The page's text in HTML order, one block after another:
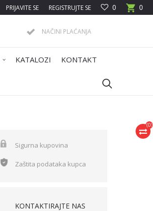
0
0
PRIJAVITE SE REGISTRUJTE SE
NAČINI PLAĆANJA
KATALOZI KONTAKT
(0)
Sigurna kupovina
Zaštita podataka kupca
KONTAKTIRAJTE NAS